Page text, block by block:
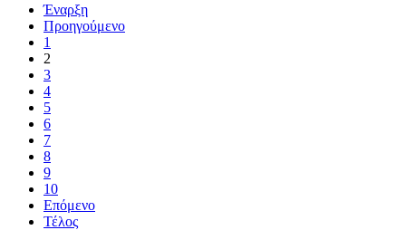
Έναρξη
Προηγούμενο
1
2
3
4
5
6
7
8
9
10
Επόμενο
Τέλος